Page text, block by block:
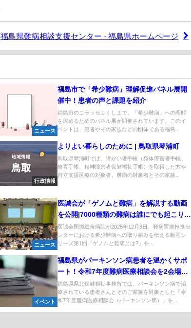
福島県難病相談支援センター - 福島県ホームページ
ニュース
福島市で「希少難病」理解促進パネル展開
催中！患者の声と課題を紹介
福島市のコラッセふくしまで、「希少難病」への理解
を深めるためのパネル展が開催されています。このイ
ベントは、患者やその家族などの団体である福島...
行政情報
よりよい暮らしのために | 鳥取県琴浦町
鳥取県琴浦町では、障がい者手帳（身体障害者手帳、
療育手帳、精神障害者保健福祉手帳）を取得した方や
自立支援医療の対象者、難病の対象者とその家族...
ニュース
医誠会が「ゲノムと難病」を解説する動画
を公開|7000種類の難病は誰にでも起こりう
る身近な問題
医誠会国際総合病院が2025年12月3日、難病医療推進セ
ンターにおける希少難病への取り組みを伝える動画シ
リーズ第1回「ゲノムと難病とは?」を...
イベント
福島県がパーキンソン病患者を温かくサポ
ート！令和7年度難病医療相談会を2会場で
開催
福島県県北保健福祉事務所では、パーキンソン病で治
療されている患者さんとそのご家族を対象とした「令
和7年度難病医療相談会（パーキンソン病）」を...